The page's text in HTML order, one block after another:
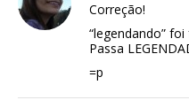
Correção!
“legendando” foi
Passa
=p